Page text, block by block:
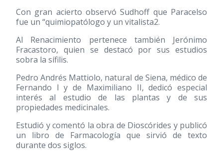
Con gran acierto observó Sudhoff que Paracelso
fue un “quimiopatólogo y un vitalista2.
Al Renacimiento pertenece también Jerónimo
Fracastoro, quien se destacó por sus estudios
sobra la sífilis.
Pedro Andrés Mattiolo, natural de Siena, médico de
Fernando I y de Maximiliano II, dedicó especial
interés al estudio de las plantas y de sus
propiedades medicinales.
Estudió y comentó la obra de Dioscórides y publicó
un libro de Farmacología que sirvió de texto
durante dos siglos.